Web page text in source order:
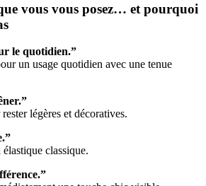
vous vous posez… et pourquoi
le quotidien.”
un usage quotidien avec une tenue
légères et décoratives.
classique.